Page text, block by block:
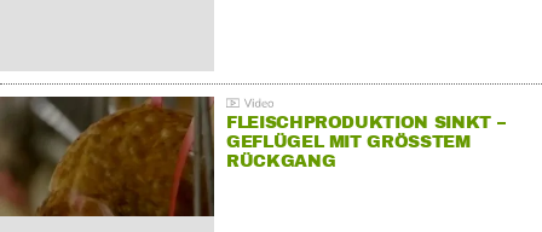
FLEISCHPRODUKTION SINKT –
GEFLÜGEL MIT GRÖSSTEM R
ÜCKGANG